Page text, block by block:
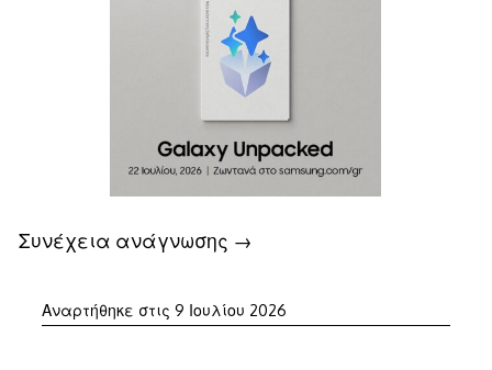
Συνέχεια ανάγνωσης →
Αναρτήθηκε στις 9 Ιουλίου 20269